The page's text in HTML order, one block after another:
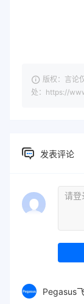
版权：言论
处：https://
发表评论
Pegasus